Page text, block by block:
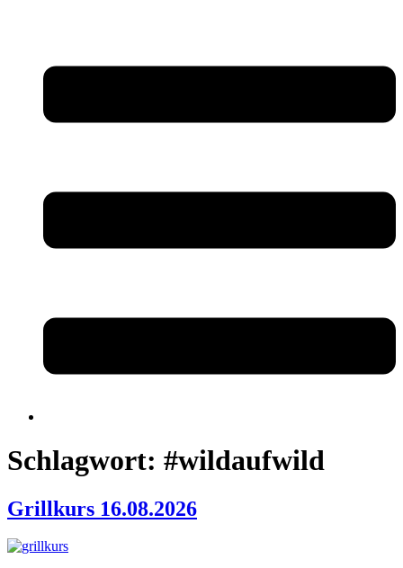
Schlagwort: #wildaufwild
Grillkurs 16.08.2026